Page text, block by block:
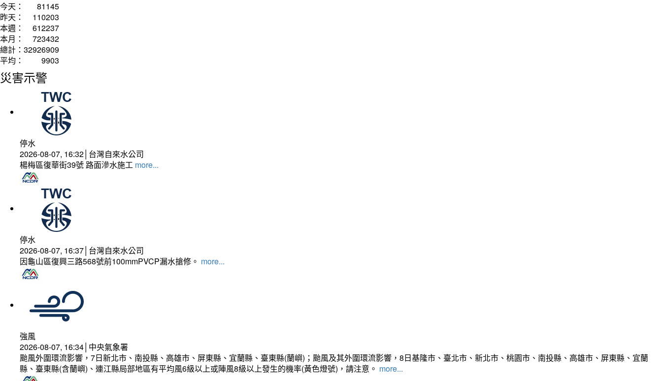
今天：
81145
昨天：
110203
本週：
612237
本月：
723432
總計： 32926909
平均：
9903
災害示警
停水
2026-08-07, 16:32│台灣自來水公司
楊梅區復華街39號 路面滲水施工 more...
停水
2026-08-07, 16:37│台灣自來水公司
因龜山區復興三路568號前100mmPVCP漏水搶修。 more...
強風
2026-08-07, 16:34│中央氣象署
颱風外圍環流影響，7日新北市、南投縣、高雄市、屏東縣、宜蘭縣、臺東縣(蘭嶼)；颱風及其外圍環流影響，8日基隆市、臺北市、新北市、桃園市、南投縣、高雄市、屏東縣、宜蘭
縣、臺東縣(含蘭嶼)、連江縣局部地區有平均風6級以上或陣風8級以上發生的機率(黃色燈號)，請注意。 more...